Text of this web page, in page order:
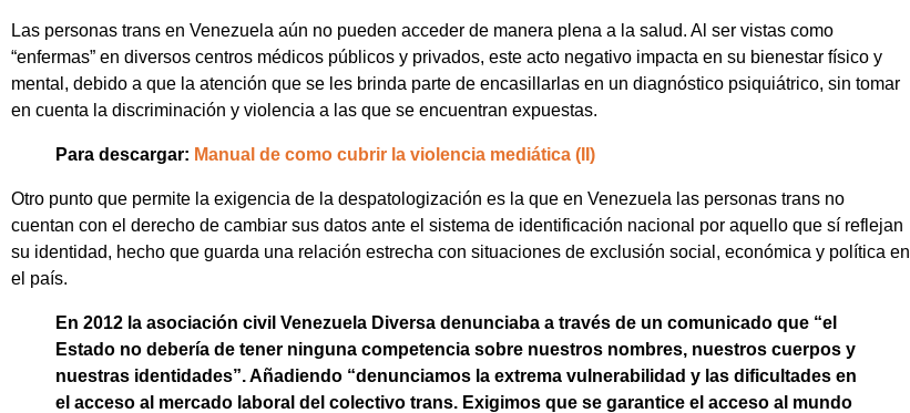
Las personas trans en Venezuela aún no pueden acceder de manera plena a la salud. Al ser vistas como
“enfermas” en diversos centros médicos públicos y privados, este acto negativo impacta en su bienestar físico y
mental, debido a que la atención que se les brinda parte de encasillarlas en un diagnóstico psiquiátrico, sin tomar
en cuenta la discriminación y violencia a las que se encuentran expuestas.
Para descargar: Manual de como cubrir la violencia mediática (II)
Otro punto que permite la exigencia de la despatologización es la que en Venezuela las personas trans no
cuentan con el derecho de cambiar sus datos ante el sistema de identificación nacional por aquello que sí reflejan
su identidad, hecho que guarda una relación estrecha con situaciones de exclusión social, económica y política en
el país.
En 2012 la asociación civil Venezuela Diversa denunciaba a través de un comunicado que “el
Estado no debería de tener ninguna competencia sobre nuestros nombres, nuestros cuerpos y
nuestras identidades”. Añadiendo “denunciamos la extrema vulnerabilidad y las dificultades en
el acceso al mercado laboral del colectivo trans. Exigimos que se garantice el acceso al mundo